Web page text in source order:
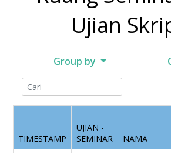
Ujian
Group by
TIMESTAMP
UJIAN -
SEMINAR
NAMA